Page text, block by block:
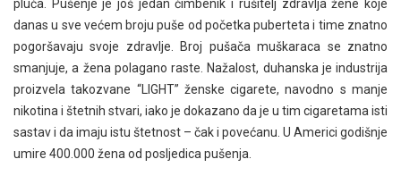
pluća. Pušenje je još jedan čimbenik i rušitelj zdravlja žene koje
danas u sve većem broju puše od početka puberteta i time znatno
pogoršavaju svoje zdravlje. Broj pušača muškaraca se znatno
smanjuje, a žena polagano raste. Nažalost, duhanska je industrija
proizvela takozvane “LIGHT” ženske cigarete, navodno s manje
nikotina i štetnih stvari, iako je dokazano da je u tim cigaretama isti
sastav i da imaju istu štetnost – čak i povećanu. U Americi godišnje
umire 400.000 žena od posljedica pušenja.